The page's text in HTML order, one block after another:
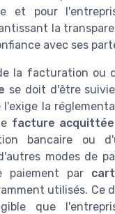
et pour
la
avec ses
la facturation ou
se doit d'être
l'exige la
facture acquittée
bancaire ou
modes de
paiement par
utilisés. Ce
que